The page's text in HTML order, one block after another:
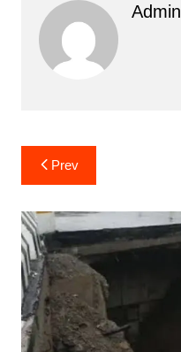
Admin
Post
navigation
Prev